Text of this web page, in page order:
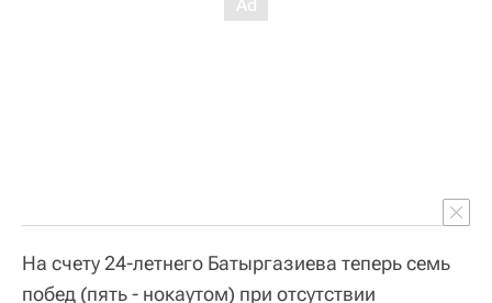
На счету 24-летнего Батыргазиева теперь семь
побед (пять - нокаутом) при отсутствии